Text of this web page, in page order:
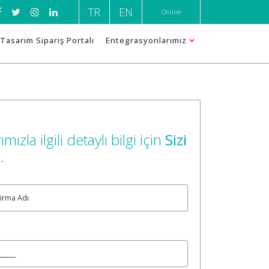
TR EN Online
Tasarım Sipariş Portalı Entegrasyonlarımız
ilgili detaylı bilgi için Sizi
.